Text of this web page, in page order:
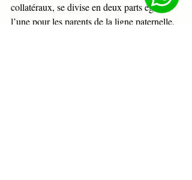
collatéraux, se divise en deux parts égales,
l’une pour les parents de la ligne paternelle,